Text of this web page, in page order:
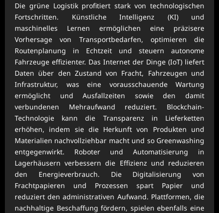
Die grüne Logistik profitiert stark von technologischen
Fortschritten. Künstliche Intelligenz (KI) und
maschinelles Lernen ermöglichen eine präzisere
Vorhersage von Transportbedarfen, optimieren die
Routenplanung in Echtzeit und steuern autonome
Fahrzeuge effizienter. Das Internet der Dinge (IoT) liefert
Daten über den Zustand von Fracht, Fahrzeugen und
Infrastruktur, was eine vorausschauende Wartung
ermöglicht und Ausfallzeiten sowie den damit
verbundenen Mehraufwand reduziert. Blockchain-
Technologie kann die Transparenz in Lieferketten
erhöhen, indem sie die Herkunft von Produkten und
Materialien nachvollziehbar macht und so Greenwashing
entgegenwirkt. Roboter und Automatisierung in
Lagerhäusern verbessern die Effizienz und reduzieren
den Energieverbrauch. Die Digitalisierung von
Frachtpapieren und Prozessen spart Papier und
reduziert den administrativen Aufwand. Plattformen, die
nachhaltige Beschaffung fördern, spielen ebenfalls eine